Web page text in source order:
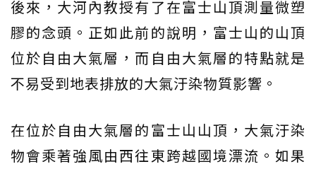
後來，大河內教授有了在富士山頂測量微塑
膠的念頭。正如此前的說明，富士山的山頂
位於自由大氣層，而自由大氣層的特點就是
不易受到地表排放的大氣汙染物質影響。
在位於自由大氣層的富士山山頂，大氣汙染
物會乘著強風由西往東跨越國境漂流。如果